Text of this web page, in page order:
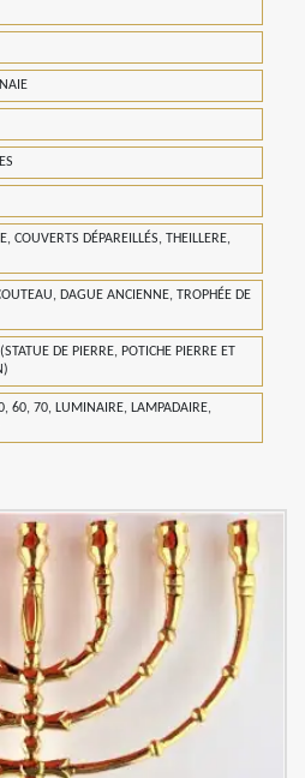
COUVERTS DÉPAREILLÉS, THEILLERE,
DAGUE ANCIENNE, TROPHÉE DE
DE PIERRE, POTICHE PIERRE ET
60, 70, LUMINAIRE, LAMPADAIRE,